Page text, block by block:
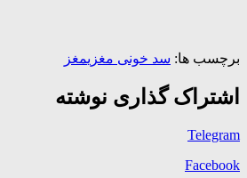
برچسب ها: سد خونی مغزیمغز
اشتراک گذاری نوشته
Telegram
Facebook